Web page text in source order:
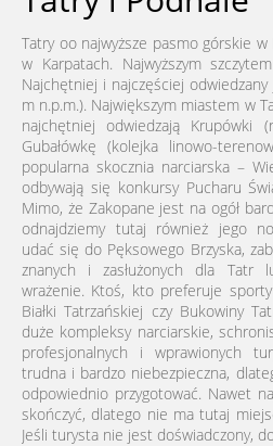
Tatry oo najwyższe pasmo górskie
w Karpatach. Najwyższym
Najchętniej i najczęściej
m n.p.m.). Największym miastem w
najchętniej odwiedzają Krupówki
Gubałówkę (kolejka linowo-
popularna skocznia narciarska –
odbywają się konkursy Pucharu
Mimo, że Zakopane jest na ogół
odnajdziemy tutaj również jego
udać się do Pęksowego Brzyska,
znanych i zasłużonych dla Tatr
wrażenie. Ktoś, kto preferuje
Białki Tatrzańskiej czy Bukowiny
duże kompleksy narciarskie,
profesjonalnych i wprawionych
trudna i bardzo niebezpieczna,
odpowiednio przygotować. Nawet
skończyć, dlatego nie ma tutaj
Jeśli turysta nie jest doświadczony,